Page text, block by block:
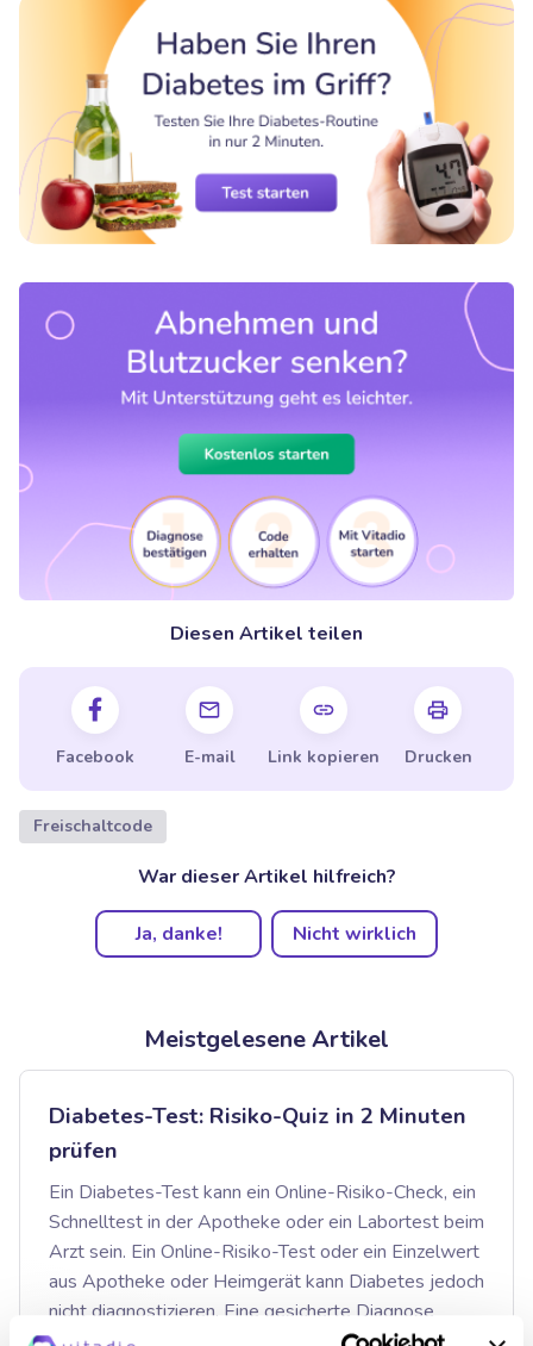
Diesen Artikel teilen
Facebook E-mail Link kopieren Drucken
Freischaltcode
War dieser Artikel hilfreich?
Ja, danke! Nicht wirklich
Meistgelesene Artikel
Diabetes-Test: Risiko-Quiz in 2 Minuten
prüfen
Ein Diabetes-Test kann ein Online-Risiko-Check, ein
Schnelltest in der Apotheke oder ein Labortest beim
Arzt sein. Ein Online-Risiko-Test oder ein Einzelwert
aus Apotheke oder Heimgerät kann Diabetes jedoch
nicht diagnostizieren. Eine gesicherte Diagnose